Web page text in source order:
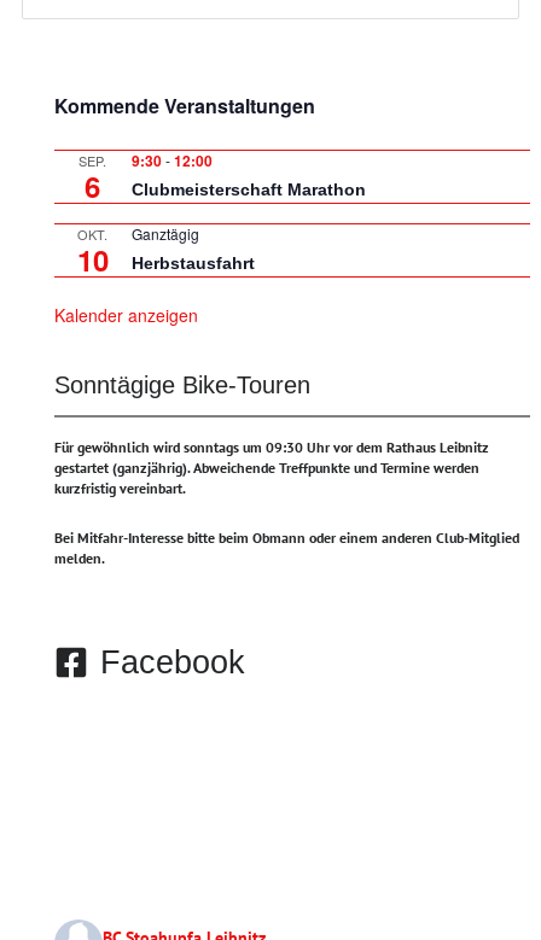
Kommende Veranstaltungen
SEP.
6
9:30-12:00
Clubmeisterschaft Marathon
OKT.
10
Ganztägig
Herbstausfahrt
Kalender anzeigen
Sonntägige Bike-Touren
Für gewöhnlich wird sonntags um 09:30 Uhr vor dem Rathaus Leibnitz
gestartet (ganzjährig).Abweichende Treffpunkte und Termine werden
kurzfristig vereinbart.
Bei Mitfahr-Interesse bitte beim Obmann oder einem anderen Club-Mitglied
melden.
Facebook